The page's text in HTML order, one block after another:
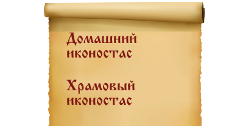
Домашний
иконостас
Храмовый
иконостас